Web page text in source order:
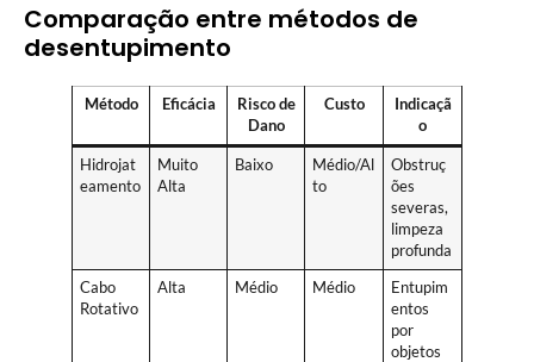
Comparação entre métodos de
desentupimento
Método Eficácia
Risco de
Dano
Custo
Indicaçã
o
Hidrojat
eamento
Muito
Alta
Baixo
Médio/Al
to
Obstruç
ões
severas,
limpeza
profunda
Cabo
Rotativo
Alta Médio Médio
Entupim
entos
por
objetos